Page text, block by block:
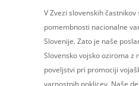
V Zvezi slovenskih
pomembnosti nacionalne
Slovenije. Zato je naše
Slovensko vojsko oziroma z
poveljstvi pri promociji
varnostnih poklicev. Naše